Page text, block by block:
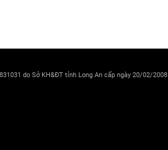
do Sở KH&ĐT tỉnh Long An cấp ngày 20/02/2008